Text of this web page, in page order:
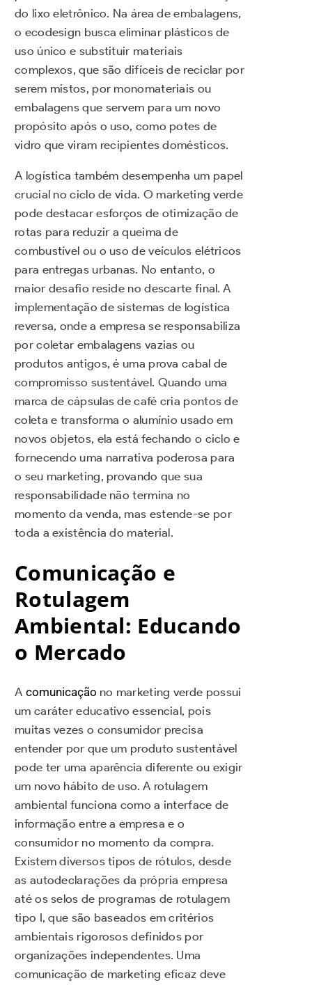
do lixo eletrônico. Na área de embalagens,
o ecodesign busca eliminar plásticos de
uso único e substituir materiais
complexos, que são difíceis de reciclar por
serem mistos, por monomateriais ou
embalagens que servem para um novo
propósito após o uso, como potes de
vidro que viram recipientes domésticos.
A logística também desempenha um papel
crucial no ciclo de vida. O marketing verde
pode destacar esforços de otimização de
rotas para reduzir a queima de
combustível ou o uso de veículos elétricos
para entregas urbanas. No entanto, o
maior desafio reside no descarte final. A
implementação de sistemas de logística
reversa, onde a empresa se responsabiliza
por coletar embalagens vazias ou
produtos antigos, é uma prova cabal de
compromisso sustentável. Quando uma
marca de cápsulas de café cria pontos de
coleta e transforma o alumínio usado em
novos objetos, ela está fechando o ciclo e
fornecendo uma narrativa poderosa para
o seu marketing, provando que sua
responsabilidade não termina no
momento da venda, mas estende-se por
toda a existência do material.
Comunicação e
Rotulagem
Ambiental: Educando
o Mercado
A comunicação no marketing verde possui
um caráter educativo essencial, pois
muitas vezes o consumidor precisa
entender por que um produto sustentável
pode ter uma aparência diferente ou exigir
um novo hábito de uso. A rotulagem
ambiental funciona como a interface de
informação entre a empresa e o
consumidor no momento da compra.
Existem diversos tipos de rótulos, desde
as autodeclarações da própria empresa
até os selos de programas de rotulagem
tipo I, que são baseados em critérios
ambientais rigorosos definidos por
organizações independentes. Uma
comunicação de marketing eficaz deve